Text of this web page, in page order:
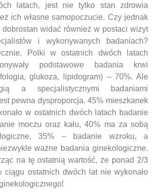
latach, jest nie tylko stan zdrowia
ich własne samopoczucie. Czy jednak
dobrostan widać również w postaci wizyt
i wykonywanych badaniach?
Polki w ostatnich dwóch latach
podstawowe badania krwi
glukoza, lipidogram) – 70%. Ale
a specjalistycznymi badaniami
pewna dysproporcja. 45% mieszkanek
w ostatnich dwóch latach badanie
moczu oraz kału, 40% ma za sobą
35% – badanie wzroku, a
ważne badania ginekologiczne.
na tę ostatnią wartość, że ponad 2/3
ciągu ostatnich dwóch lat nie wykonało